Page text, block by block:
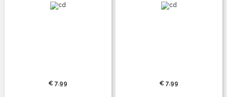
€ 7.99 € 7.99